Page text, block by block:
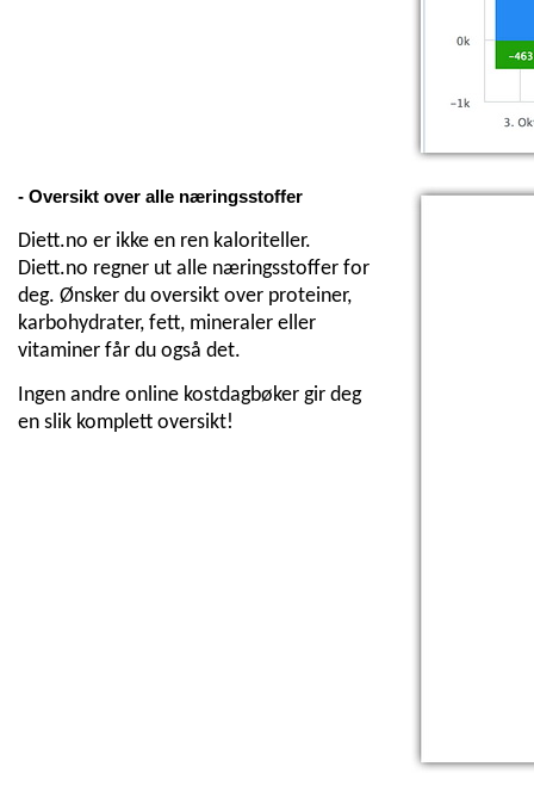
- Oversikt over alle næringsstoffer
Diett.no er ikke en ren kaloriteller.
Diett.no regner ut alle næringsstoffer for
deg. Ønsker du oversikt over proteiner,
karbohydrater, fett, mineraler eller
vitaminer får du også det.
Ingen andre online kostdagbøker gir deg
en slik komplett oversikt!